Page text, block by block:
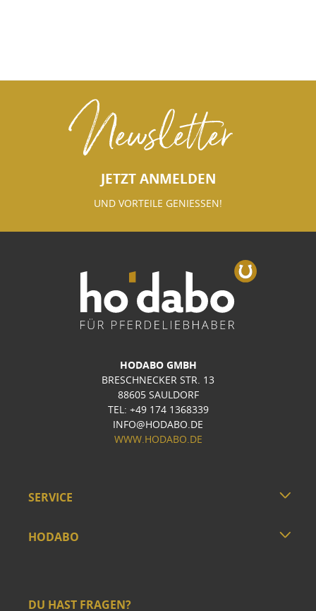
Newsletter
JETZT ANMELDEN
UND VORTEILE GENIESSEN!
HODABO GMBH
BRESCHNECKER STR. 13
88605 SAULDORF
TEL: +49 174 1368339
INFO@HODABO.DE
WWW.HODABO.DE
SERVICE
HODABO
DU HAST FRAGEN?